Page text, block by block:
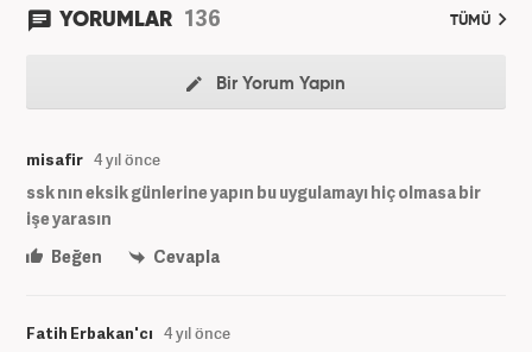
YORUMLAR 136 TÜMÜ
Bir Yorum Yapın
misafir 4 yıl önce
ssk nın eksik günlerine yapın bu uygulamayı hiç olmasa bir
işe yarasın
Beğen
Cevapla
Fatih Erbakan'cı 4 yıl önce